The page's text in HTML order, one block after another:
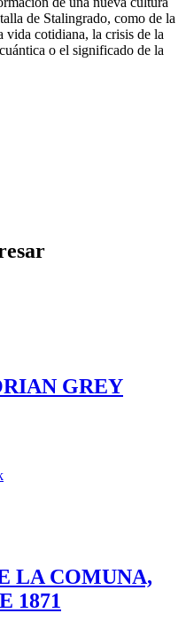
de Stalingrado, como de la
vida cotidiana, la crisis de la
o el significado de la
GREY
LA COMUNA,
1871